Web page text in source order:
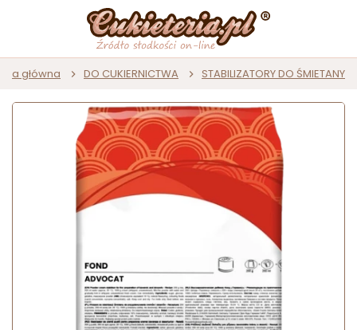
główna DO CUKIERNICTWA STABILIZATORY DO ŚMIETANY